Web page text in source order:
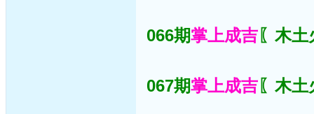
066期掌上成吉 〖木
067期掌上成吉 〖木